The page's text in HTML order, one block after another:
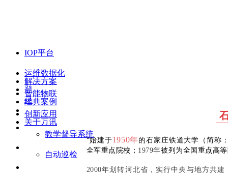
IOP平台
运维数据化
智能物联
创新应用
教学督导系统
自动巡检
解决方案
经典案例
关于万讯
登
录
“始建于1950年的石家庄铁道大学（简称
全军重点院校； 1979年被列为全国重点高
2000年划转河北省，实行中央与地方共